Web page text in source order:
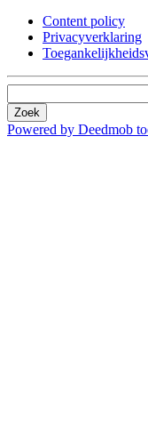
Content policy
Privacyverklaring
Zoek
Powered by Deedmob